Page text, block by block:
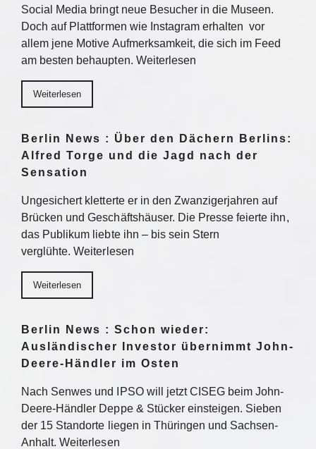
Social Media bringt neue Besucher in die Museen.
Doch auf Plattformen wie Instagram erhalten vor
allem jene Motive Aufmerksamkeit, die sich im Feed
am besten behaupten. Weiterlesen
Weiterlesen
Berlin News : Über den Dächern Berlins:
Alfred Torge und die Jagd nach der
Sensation
Ungesichert kletterte er in den Zwanzigerjahren auf
Brücken und Geschäftshäuser. Die Presse feierte ihn,
das Publikum liebte ihn – bis sein Stern
verglühte. Weiterlesen
Weiterlesen
Berlin News : Schon wieder:
Ausländischer Investor übernimmt John-
Deere-Händler im Osten
Nach Senwes und IPSO will jetzt CISEG beim John-
Deere-Händler Deppe & Stücker einsteigen. Sieben
der 15 Standorte liegen in Thüringen und Sachsen-
Anhalt. Weiterlesen